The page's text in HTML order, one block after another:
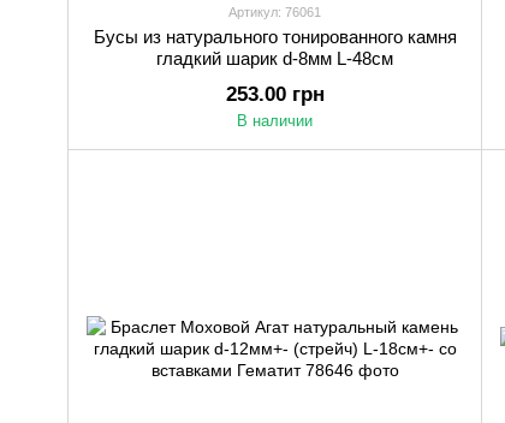
Артикул: 76061
Бусы из натурального тонированного камня
гладкий шарик d-8мм L-48см
253.00 грн
В наличии